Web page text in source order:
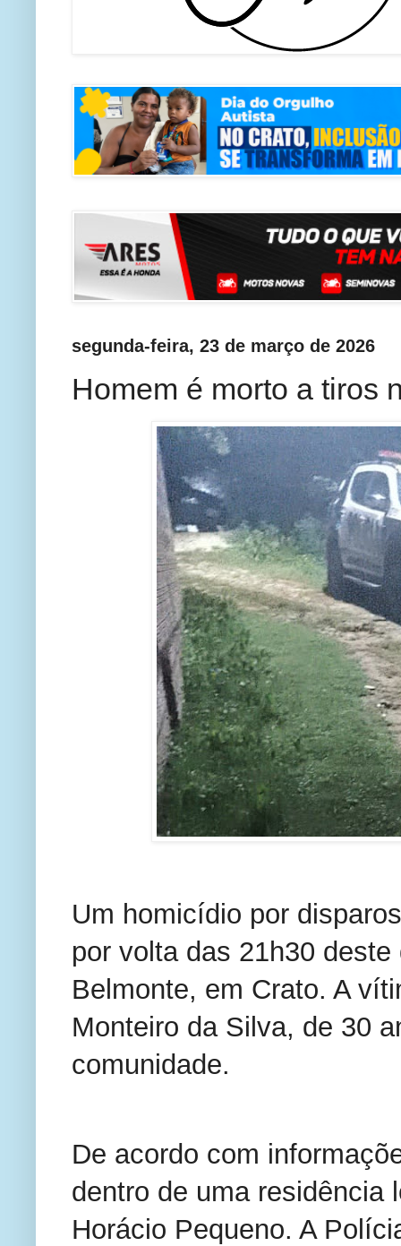
segunda-feira, 23 de março de 2026
Homem é morto a tiros
Um homicídio por
por volta das 21h30
Belmonte, em Crato. A
Monteiro da Silva, de 30
comunidade.
De acordo com
dentro de uma residência
Horácio Pequeno. A